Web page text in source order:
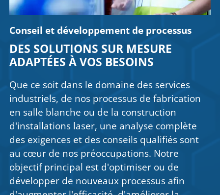
Conseil et développement de processus
DES SOLUTIONS SUR MESURE
ADAPTÉES À VOS BESOINS
Que ce soit dans le domaine des services
industriels, de nos processus de fabrication
en salle blanche ou de la construction
d'installations laser, une analyse complète
des exigences et des conseils qualifiés sont
au cœur de nos préoccupations. Notre
objectif principal est d'optimiser ou de
développer de nouveaux processus afin